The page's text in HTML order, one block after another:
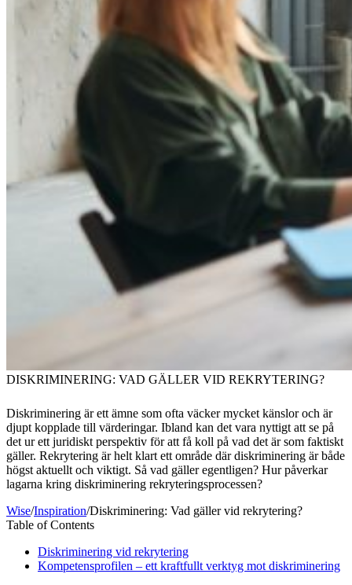
DISKRIMINERING: VAD GÄLLER VID REKRYTERING?
Diskriminering är ett ämne som ofta väcker mycket känslor och är
djupt kopplade till värderingar. Ibland kan det vara nyttigt att se på
det ur ett juridiskt perspektiv för att få koll på vad det är som faktiskt
gäller. Rekrytering är helt klart ett område där diskriminering är både
högst aktuellt och viktigt. Så vad gäller egentligen? Hur påverkar
lagarna kring diskriminering rekryteringsprocessen?
Wise/Inspiration/Diskriminering: Vad gäller vid rekrytering?
Table of Contents
Diskriminering vid rekrytering
Kompetensprofilen – ett kraftfullt verktyg mot diskriminering